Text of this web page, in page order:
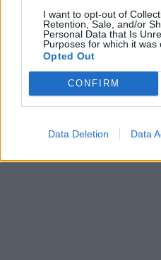
I want to opt-out of
Retention, Sale, and/or
Personal Data that Is
Purposes for which it was
Opted Out
CONFIRM
Data Deletion Data